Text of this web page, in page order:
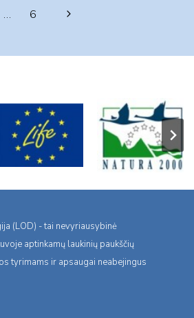
… 6
Next
(LOD) - tai nevyriausybinė
aptinkamų laukinių paukščių
tyrimams ir apsaugai neabejingus